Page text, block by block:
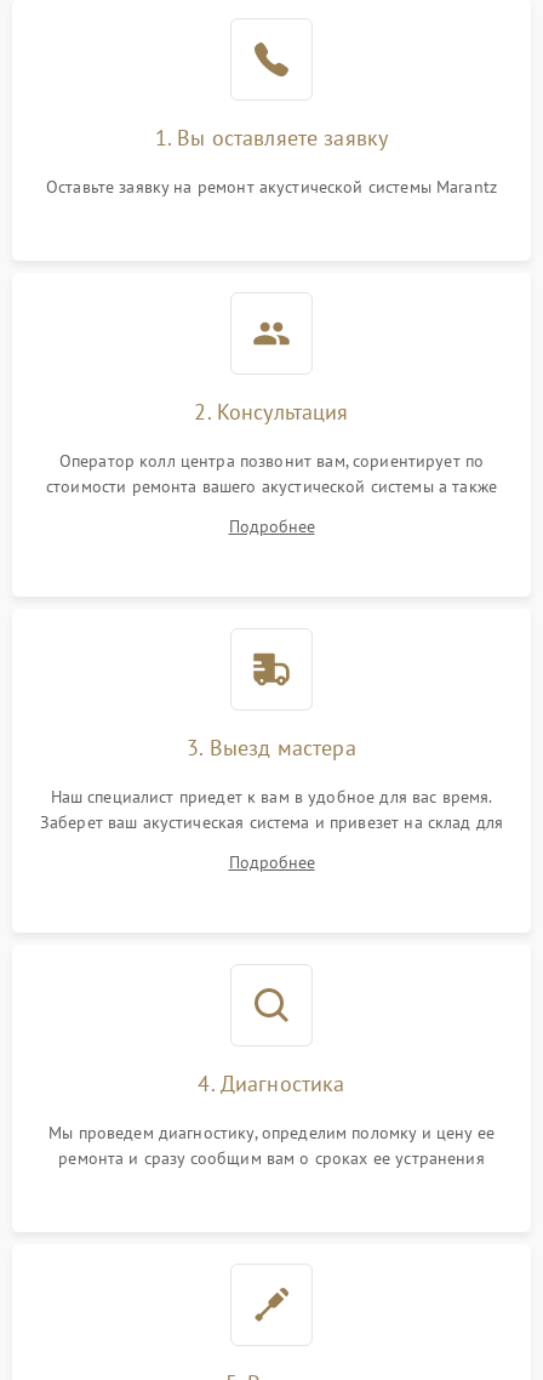
1. Вы оставляете заявку
Оставьте заявку на ремонт акустической системы Marantz
2. Консультация
Оператор колл центра позвонит вам, сориентирует по
стоимости ремонта вашего акустической системы а также
Подробнее
3. Выезд мастера
Наш специалист приедет к вам в удобное для вас время.
Заберет ваш акустическая система и привезет на склад для
Подробнее
4. Диагностика
Мы проведем диагностику, определим поломку и цену ее
ремонта и сразу сообщим вам о сроках ее устранения